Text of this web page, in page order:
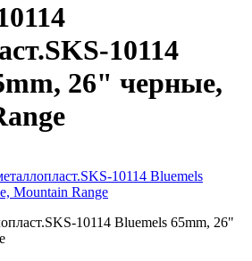
10114
26" черные,
10114 Bluemels
Mountain Range
10114 Bluemels 65mm, 26"